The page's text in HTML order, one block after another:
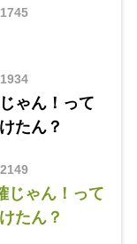
ゃん！って
たん？
じゃん！って
たん？